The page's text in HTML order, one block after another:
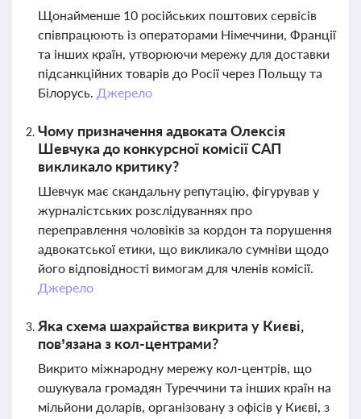
Щонайменше 10 російських поштових сервісів
співпрацюють із операторами Німеччини, Франції
та інших країн, утворюючи мережу для доставки
підсанкційних товарів до Росії через Польщу та
Білорусь. Джерело
Чому призначення адвоката Олексія
Шевчука до конкурсної комісії САП
викликало критику?
Шевчук має скандальну репутацію, фігурував у
журналістських розслідуваннях про
переправлення чоловіків за кордон та порушення
адвокатської етики, що викликало сумніви щодо
його відповідності вимогам для членів комісії.
Джерело
Яка схема шахрайства викрита у Києві,
пов’язана з кол-центрами?
Викрито міжнародну мережу кол-центрів, що
ошукувала громадян Туреччини та інших країн на
мільйони доларів, організовану з офісів у Києві, з